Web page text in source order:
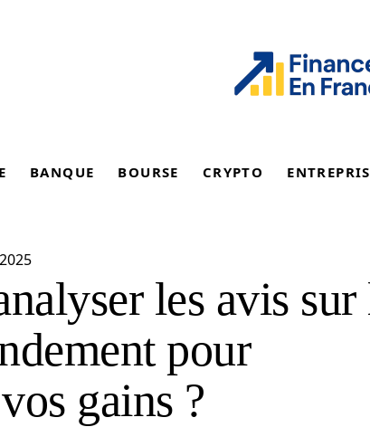
BANQUE BOURSE CRYPTO
les avis sur
pour
gains ?